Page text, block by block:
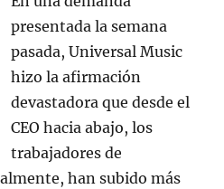
presentada la semana
pasada, Universal Music
hizo la afirmación
devastadora que desde el
CEO hacia abajo, los
trabajadores de
han subido más